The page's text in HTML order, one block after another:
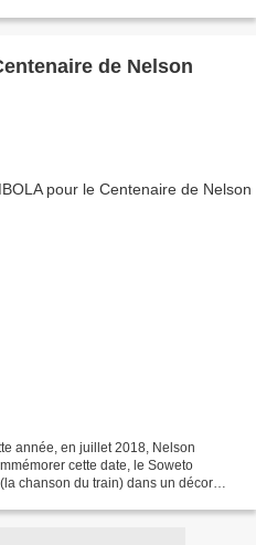
de Nelson
année, en juillet 2018, Nelson
cette date, le Soweto
chanson du train) dans un décor